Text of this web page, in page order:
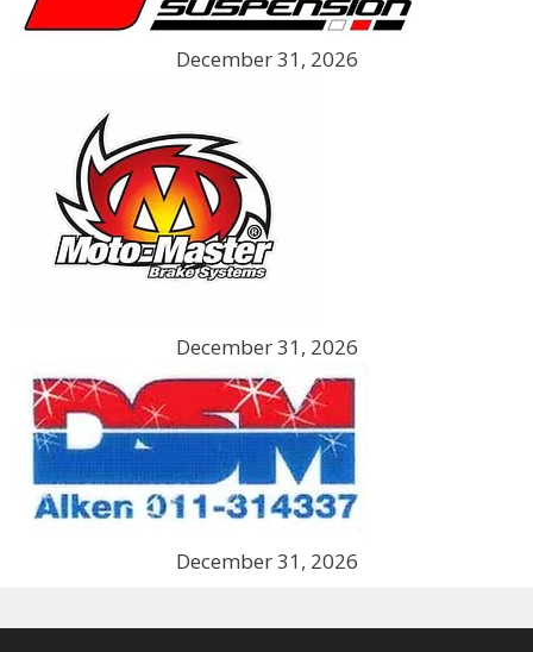
December 31, 2026
December 31, 2026
December 31, 2026